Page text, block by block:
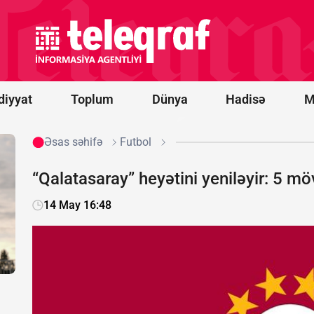
Toplum Dünya Hadisə
infeksiyanın
mənbəyi
Meksikadan
gətirilən acı
bibər
Əsas səhifə Futbol
“Qalatasaray” heyətini yeniləyir: 5
14 May 16:48